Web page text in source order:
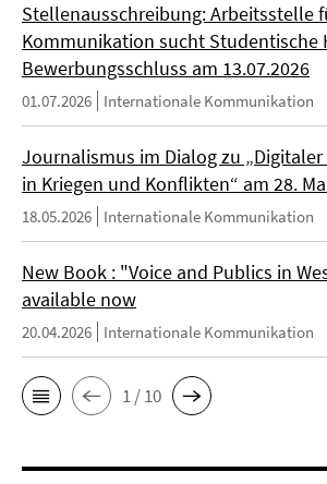
Stellenausschreibung: Arbeitsstelle
Kommunikation sucht Studentische
Bewerbungsschluss am 13.07.2026
01.07.2026 Internationale Kommunikation
Journalismus im Dialog zu
in Kriegen und Konflikten“ am 28.
18.05.2026 Internationale Kommunikation
New Book : "Voice and Publics in
available now
20.04.2026 Internationale Kommunikation
1 / 10